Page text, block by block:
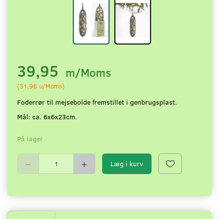
39,95 m/Moms
(31,96 u/Moms)
Foderrør til mejsebolde fremstillet i genbrugsplast.
Mål: ca. 6x6x23cm.
På lager
Læg i kurv